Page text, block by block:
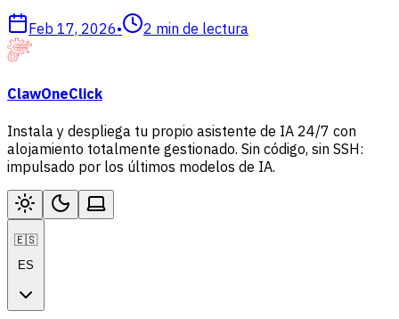
Feb 17, 2026• 2 min de lectura
ClawOneClick
Instala y despliega tu propio asistente de IA 24/7 con
alojamiento totalmente gestionado. Sin código, sin SSH:
impulsado por los últimos modelos de IA.
🇪🇸
ES